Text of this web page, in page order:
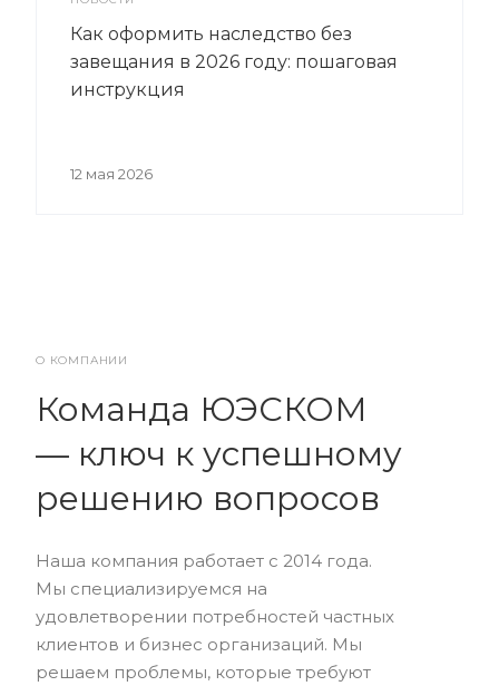
Как оформить наследство без
завещания в 2026 году: пошаговая
инструкция
12 мая 2026
О КОМПАНИИ
Команда ЮЭСКОМ
— ключ к успешному
решению вопросов
Наша компания работает с 2014 года.
Мы специализируемся на
удовлетворении потребностей частных
клиентов и бизнес организаций. Мы
решаем проблемы, которые требуют